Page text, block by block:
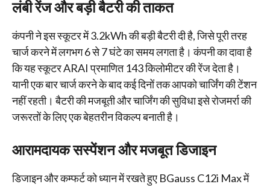
लंबी रेंज और बड़ी बैटरी की ताकत
कंपनी ने इस स्कूटर में 3.2kWh की बड़ी बैटरी दी है, जिसे पूरी तरह
चार्ज करने में लगभग 6 से 7 घंटे का समय लगता है। कंपनी का दावा है
कि यह स्कूटर ARAI प्रमाणित 143 किलोमीटर की रेंज देता है।
यानी एक बार चार्ज करने के बाद कई दिनों तक आपको चार्जिंग की टेंशन
नहीं रहती। बैटरी की मजबूती और चार्जिंग की सुविधा इसे रोजमर्रा की
जरूरतों के लिए एक बेहतरीन विकल्प बनाती है।
आरामदायक सस्पेंशन और मजबूत डिजाइन
डिजाइन और कम्फर्ट को ध्यान में रखते हुए BGauss C12i Max में